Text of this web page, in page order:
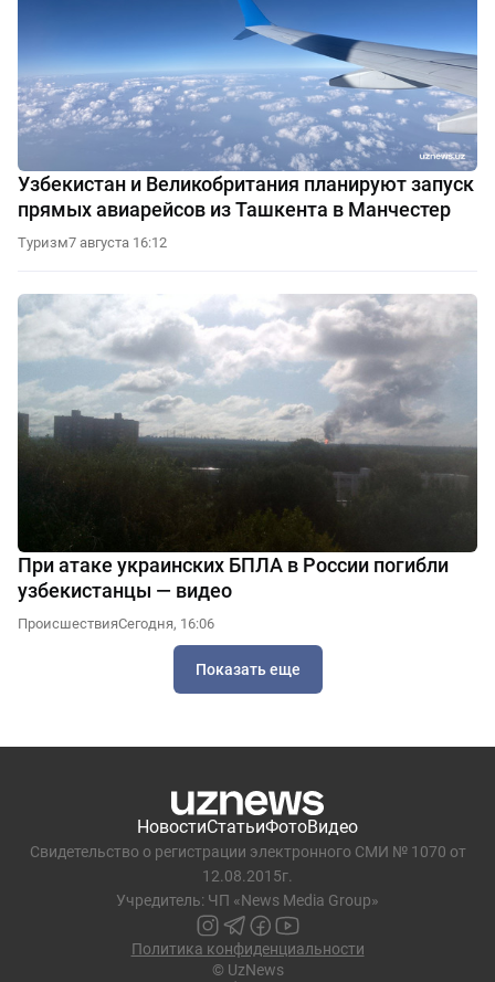
Узбекистан и Великобритания планируют запуск
прямых авиарейсов из Ташкента в Манчестер
Туризм7 августа 16:12
При атаке украинских БПЛА в России погибли
узбекистанцы — видео
ПроисшествияСегодня, 16:06
Показать еще
НовостиСтатьиФотоВидео
Свидетельство о регистрации электронного СМИ № 1070 от
12.08.2015г.
Учредитель: ЧП «News Media Group»
Политика конфиденциальности
© UzNews